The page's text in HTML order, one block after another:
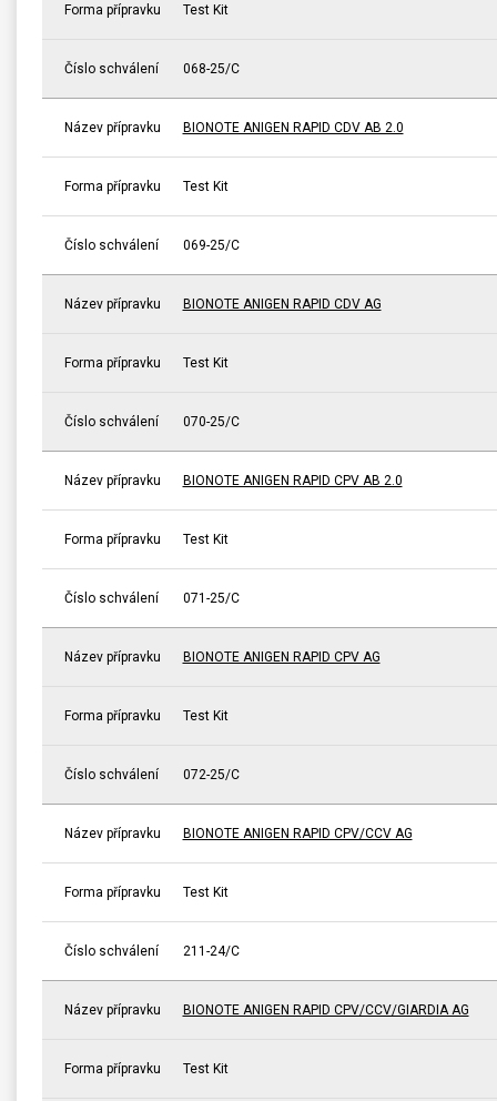
Forma přípravku Test Kit
Číslo schválení 068-25/C
Název přípravku BIONOTE ANIGEN RAPID CDV AB 2.0
Forma přípravku Test Kit
Číslo schválení 069-25/C
Název přípravku BIONOTE ANIGEN RAPID CDV AG
Forma přípravku Test Kit
Číslo schválení 070-25/C
Název přípravku BIONOTE ANIGEN RAPID CPV AB 2.0
Forma přípravku Test Kit
Číslo schválení 071-25/C
Název přípravku BIONOTE ANIGEN RAPID CPV AG
Forma přípravku Test Kit
Číslo schválení 072-25/C
Název přípravku BIONOTE ANIGEN RAPID CPV/CCV AG
Forma přípravku Test Kit
Číslo schválení 211-24/C
Název přípravku BIONOTE ANIGEN RAPID CPV/CCV/GIARDIA AG
Forma přípravku Test Kit